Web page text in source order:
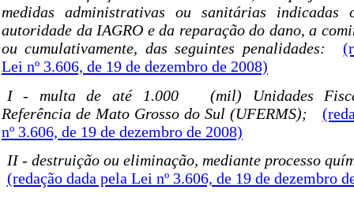
medidas administrativas ou sanitárias indicadas
autoridade da IAGRO e da reparação do dano, a
ou cumulativamente, das seguintes penalidades:
Lei nº 3.606, de 19 de dezembro de 2008)
I - multa de até 1.000
(mil) Unidades
Referência de Mato Grosso do Sul (UFERMS);
nº 3.606, de 19 de dezembro de 2008)
II - destruição ou eliminação, mediante processo
(redação dada pela Lei nº 3.606, de 19 de dezembro